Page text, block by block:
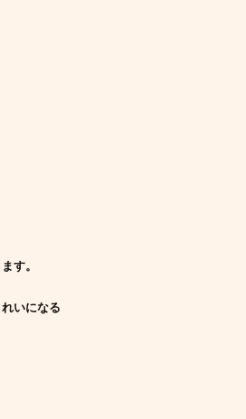
す。
いになる